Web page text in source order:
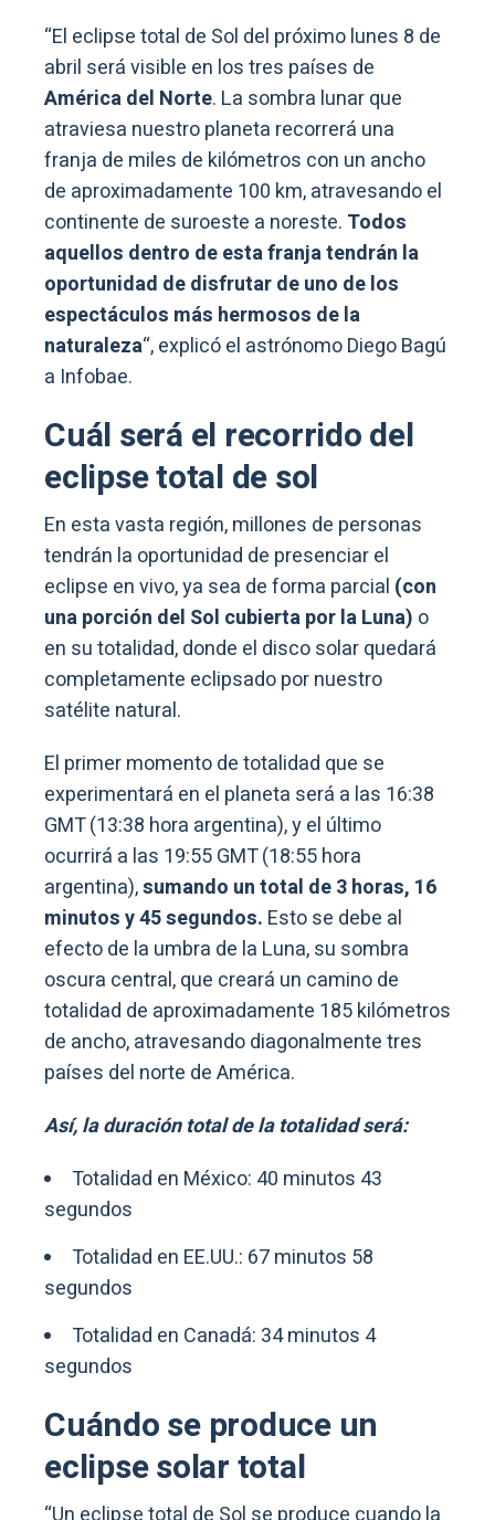
“El eclipse total de Sol del próximo lunes 8 de
abril será visible en los tres países de
América del Norte. La sombra lunar que
atraviesa nuestro planeta recorrerá una
franja de miles de kilómetros con un ancho
de aproximadamente 100 km, atravesando el
continente de suroeste a noreste. Todos
aquellos dentro de esta franja tendrán la
oportunidad de disfrutar de uno de los
espectáculos más hermosos de la
naturaleza“, explicó el astrónomo Diego Bagú
a Infobae.
Cuál será el recorrido del
eclipse total de sol
En esta vasta región, millones de personas
tendrán la oportunidad de presenciar el
eclipse en vivo, ya sea de forma parcial (con
una porción del Sol cubierta por la Luna) o
en su totalidad, donde el disco solar quedará
completamente eclipsado por nuestro
satélite natural.
El primer momento de totalidad que se
experimentará en el planeta será a las 16:38
GMT (13:38 hora argentina), y el último
ocurrirá a las 19:55 GMT (18:55 hora
argentina),sumando un total de 3 horas, 16
minutos y 45 segundos. Esto se debe al
efecto de la umbra de la Luna, su sombra
oscura central, que creará un camino de
totalidad de aproximadamente 185 kilómetros
de ancho, atravesando diagonalmente tres
países del norte de América.
Así, la duración total de la totalidad será:
Totalidad en México: 40 minutos 43
segundos
Totalidad en EE.UU.: 67 minutos 58
segundos
Totalidad en Canadá: 34 minutos 4
segundos
Cuándo se produce un
eclipse solar total